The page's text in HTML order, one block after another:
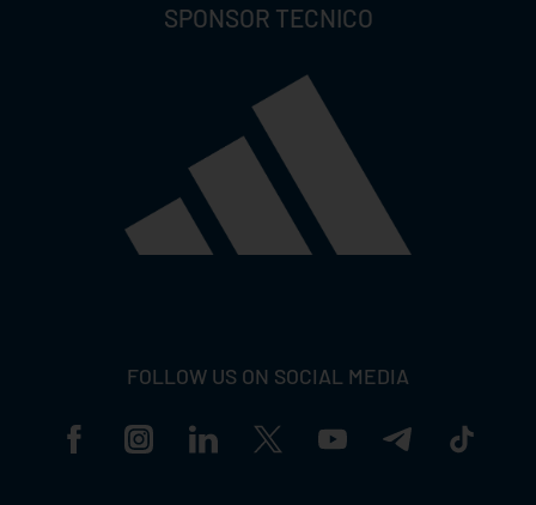
SPONSOR TECNICO
FOLLOW US ON SOCIAL MEDIA